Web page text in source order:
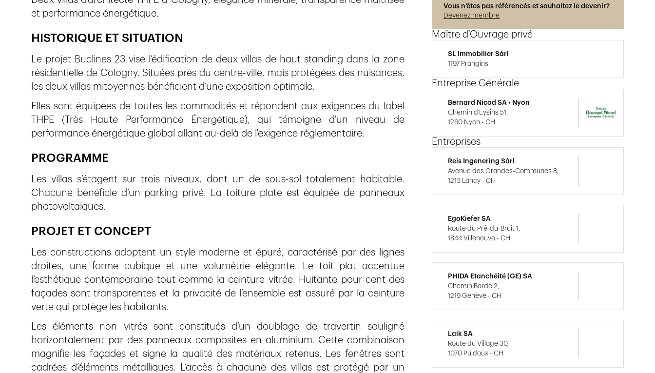
et performance énergétique.
HISTORIQUE ET SITUATION
Le projet Buclines 23 vise l’édification de deux villas de haut standing dans la zone
résidentielle de Cologny. Situées près du centre-ville, mais protégées des nuisances,
les deux villas mitoyennes bénéficient d’une exposition optimale.
Elles sont équipées de toutes les commodités et répondent aux exigences du label
THPE (Très Haute Performance Énergétique), qui témoigne d'un niveau de
performance énergétique global allant au-delà de l'exigence réglementaire.
PROGRAMME
Les villas s’étagent sur trois niveaux, dont un de sous-sol totalement habitable.
Chacune bénéficie d’un parking privé. La toiture plate est équipée de panneaux
photovoltaïques.
PROJET ET CONCEPT
Les constructions adoptent un style moderne et épuré, caractérisé par des lignes
droites, une forme cubique et une volumétrie élégante. Le toit plat accentue
l’esthétique contemporaine tout comme la ceinture vitrée. Huitante pour-cent des
façades sont transparentes et la privacité de l’ensemble est assuré par la ceinture
verte qui protège les habitants.
Les éléments non vitrés sont constitués d’un doublage de travertin souligné
horizontalement par des panneaux composites en aluminium. Cette combinaison
magnifie les façades et signe la qualité des matériaux retenus. Les fenêtres sont
cadrées d’éléments métalliques. L’accès à chacune des villas est protégé par un
Vous n’êtes pas référencés et souhaitez le devenir?
Devenez membre
Maître d’Ouvrage privé
SL Immobilier Sàrl
1197 Prangins
Entreprise Générale
Bernard Nicod SA • Nyon
Chemin d'Eysins 51,
1260 Nyon - CH
Entreprises
Reis Ingenering Sàrl
Avenue des Grandes-Communes 8,
1213 Lancy - CH
EgoKiefer SA
Route du Pré-du-Bruit 1,
1844 Villeneuve - CH
PHIDA Etanchéité (GE) SA
Chemin Barde 2,
1219 Genève - CH
Laik SA
Route du Village 30,
1070 Puidoux - CH